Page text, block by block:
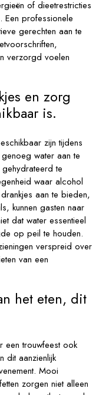
of dieetrestricties
Een professionele
gerechten aan te
verzorgd voelen
en zorg
is.
zijn tijdens
water aan te
te
waar alcohol
aan te bieden,
kunnen gasten naar
dat water essentieel
op peil te houden.
verspreid over
van een
het eten, dit
een trouwfeest ook
dit aanzienlijk
Mooi
zorgen niet alleen